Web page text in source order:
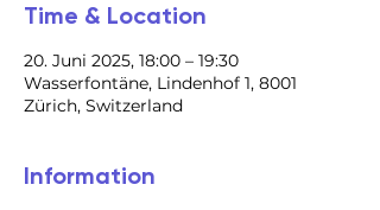
Time & Location
20. Juni 2025, 18:00 – 19:30
Wasserfontäne, Lindenhof 1, 8001
Zürich, Switzerland
Information